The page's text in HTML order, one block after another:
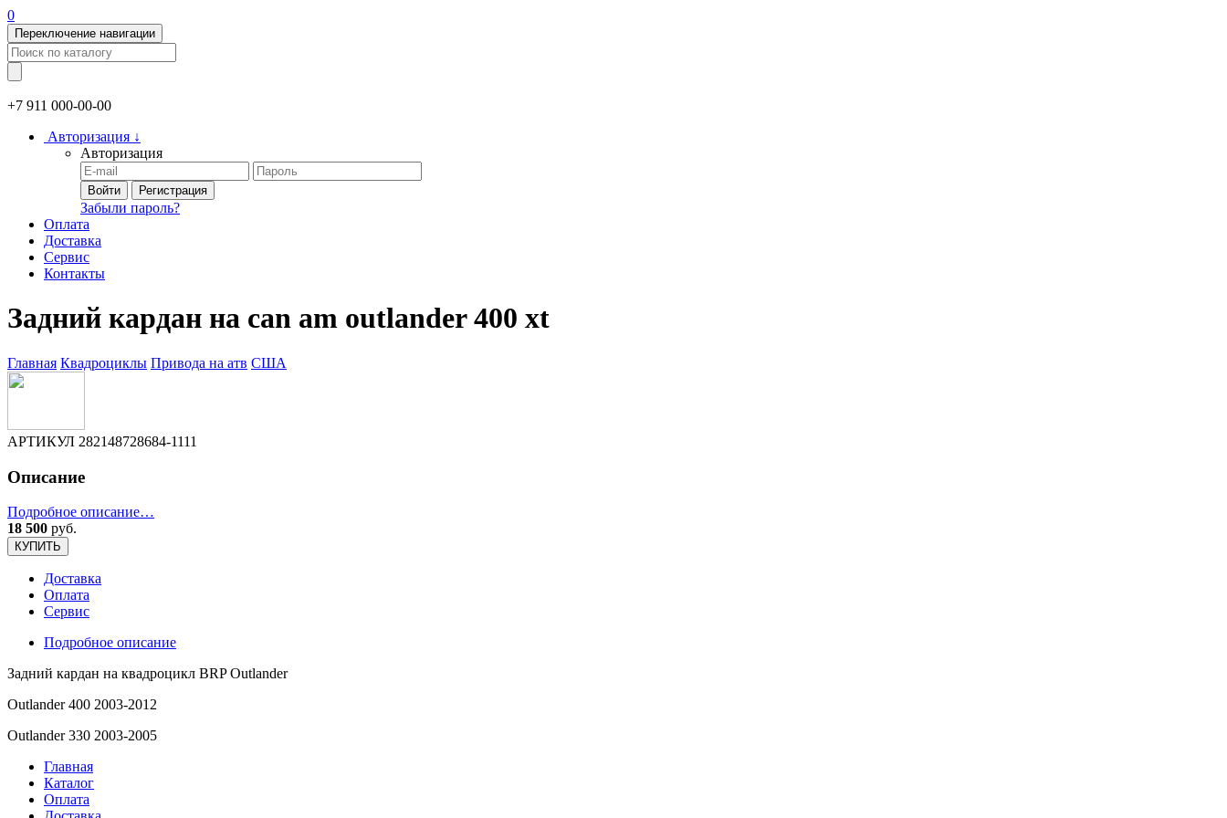
0
Переключение навигации
+7 911 000-00-00
Авторизация ↓
Авторизация
Войти Регистрация
Забыли пароль?
Оплата
Доставка
Сервис
Контакты
Задний кардан на can am outlander 400 xt
Главная Квадроциклы Привода на атв США
АРТИКУЛ 282148728684-1111
Описание
Подробное описание…
18 500 руб.
КУПИТЬ
Доставка
Оплата
Сервис
Подробное описание
Задний кардан на квадроцикл BRP Outlander
Outlander 400 2003-2012
Outlander 330 2003-2005
Главная
Каталог
Оплата